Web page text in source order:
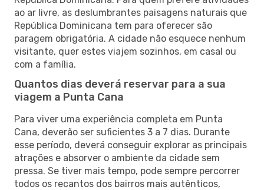
ao ar livre, as deslumbrantes paisagens naturais que
República Dominicana tem para oferecer são
paragem obrigatória. A cidade não esquece nenhum
visitante, quer estes viajem sozinhos, em casal ou
com a família.
Quantos dias deverá reservar para a sua
viagem a Punta Cana
Para viver uma experiência completa em Punta
Cana, deverão ser suficientes 3 a 7 dias. Durante
esse período, deverá conseguir explorar as principais
atrações e absorver o ambiente da cidade sem
pressa. Se tiver mais tempo, pode sempre percorrer
todos os recantos dos bairros mais autênticos,